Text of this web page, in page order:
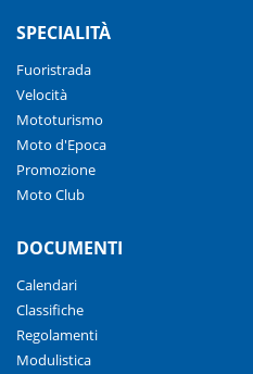
SPECIALITÀ
Fuoristrada
Velocità
Mototurismo
Moto d'Epoca
Promozione
Moto Club
DOCUMENTI
Calendari
Classifiche
Regolamenti
Modulistica